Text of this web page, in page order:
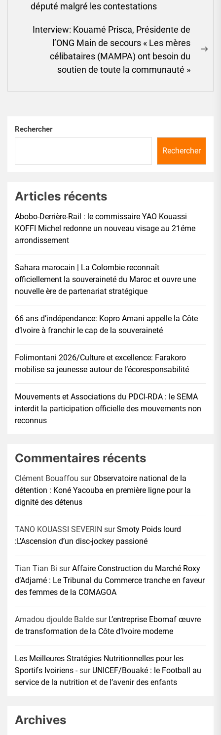
post:
député malgré les contestations
Interview: Kouamé Prisca, Présidente de
l’ONG Main de secours « Les mères
célibataires (MAMPA) ont besoin du
soutien de toute la communauté »
Rechercher
Rechercher
Articles récents
Abobo-Derrière-Rail : le commissaire YAO Kouassi
KOFFI Michel redonne un nouveau visage au 21éme
arrondissement
Sahara marocain | La Colombie reconnaît
officiellement la souveraineté du Maroc et ouvre une
nouvelle ère de partenariat stratégique
66 ans d’indépendance: Kopro Amani appelle la Côte
d’Ivoire à franchir le cap de la souveraineté
Folimontani 2026/Culture et excellence: Farakoro
mobilise sa jeunesse autour de l’écoresponsabilité
Mouvements et Associations du PDCI-RDA : le SEMA
interdit la participation officielle des mouvements non
reconnus
Commentaires récents
Clément Bouaffou sur Observatoire national de la
détention : Koné Yacouba en première ligne pour la
dignité des détenus
TANO KOUASSI SEVERIN surSmoty Poids lourd
:L’Ascension d’un disc-jockey passioné
Tian Tian Bi surAffaire Construction du Marché Roxy
d’Adjamé : Le Tribunal du Commerce tranche en faveur
des femmes de la COMAGOA
Amadou djoulde Balde sur L’entreprise Ebomaf œuvre
de transformation de la Côte d’Ivoire moderne
Les Meilleures Stratégies Nutritionnelles pour les
Sportifs Ivoiriens -sur UNICEF/Bouaké : le Football au
service de la nutrition et de l’avenir des enfants
Archives